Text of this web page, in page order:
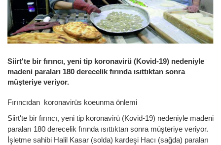
Siirt'te bir fırıncı, yeni tip koronavirü (Kovid-19) nedeniyle
madeni paraları 180 derecelik fırında ısıttıktan sonra
müşteriye veriyor.
Fırıncıdan koronavirüs koeunma önlemi
Siirt'te bir fırıncı, yeni tip koronavirü (Kovid-19) nedeniyle madeni
paraları 180 derecelik fırında ısıttıktan sonra müşteriye veriyor.
İşletme sahibi Halil Kasar (solda) kardeşi Hacı (sağda) paraları